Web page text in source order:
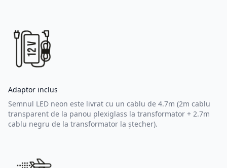
Adaptor inclus
Semnul LED neon este livrat cu un cablu de 4.7m (2m cablu
transparent de la panou plexiglass la transformator + 2.7m
cablu negru de la transformator la ștecher).